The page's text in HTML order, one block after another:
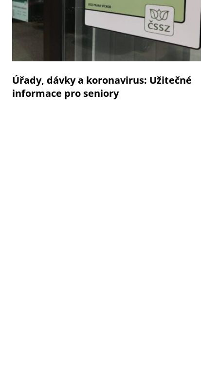
Úřady, dávky a koronavirus: Užitečné
informace pro seniory